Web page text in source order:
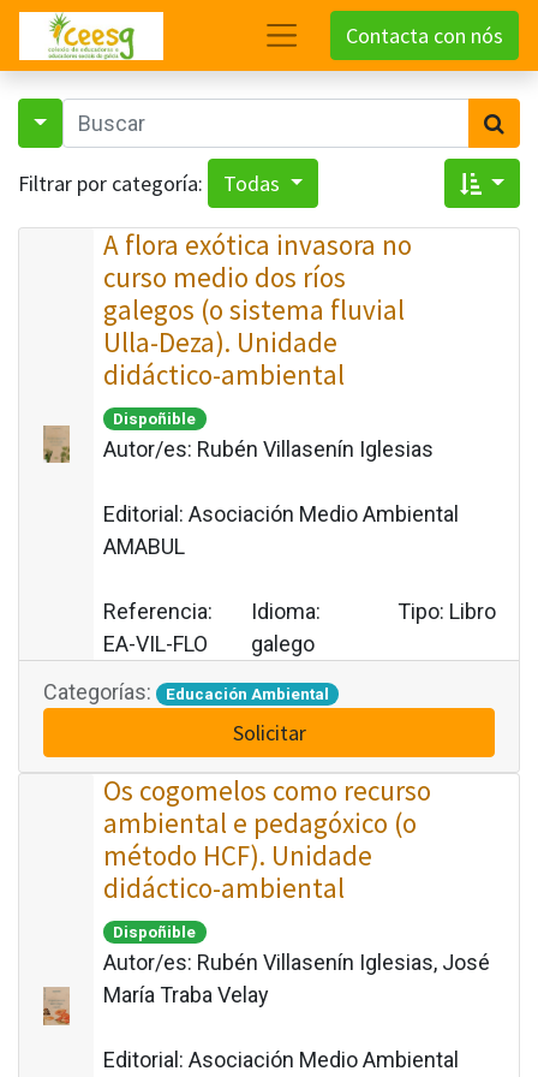
Contacta con nós
Filtrar por categoría: Todas
A flora exótica invasora no
curso medio dos ríos
galegos (o sistema fluvial
Ulla-Deza). Unidade
didáctico-ambiental
Dispoñible
Autor/es: Rubén Villasenín Iglesias
Editorial:Asociación Medio Ambiental
AMABUL
Referencia:
EA-VIL-FLO
Idioma:
galego
Tipo: Libro
Categorías: Educación Ambiental
Solicitar
Os cogomelos como recurso
ambiental e pedagóxico (o
método HCF). Unidade
didáctico-ambiental
Dispoñible
Autor/es: Rubén Villasenín Iglesias, José
María Traba Velay
Editorial:Asociación Medio Ambiental